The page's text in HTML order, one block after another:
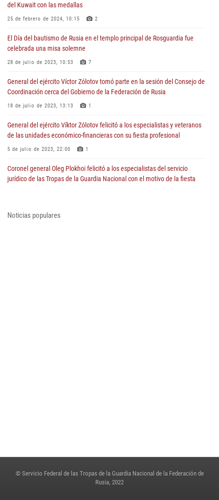
del Kuwait con las medallas
25 de febrero de 2024, 10:15 2
El Día del bautismo de Rusia en el templo principal de Rosguardia fue
celebrada una misa solemne
28 de julio de 2023, 10:53 7
General del ejército Víctor Zólotov tomó parte en la sesión del Consejo de
Coordinación cerca del Gobierno de la Federación de Rusia
18 de julio de 2023, 13:13 1
General del ejército Víktor Zólotov felicitó a los especialistas y veteranos
de las unidades económico-financieras con su fiesta profesional
5 de julio de 2023, 22:00 1
Coronel general Oleg Plokhoi felicitó a los especialistas del servicio
jurídico de las Tropas de la Guardia Nacional con el motivo de la fiesta
Noticias populares
© Servicio Federal de las Tropas de la Guardia Nacional de la Federación de
Rusia, 2022